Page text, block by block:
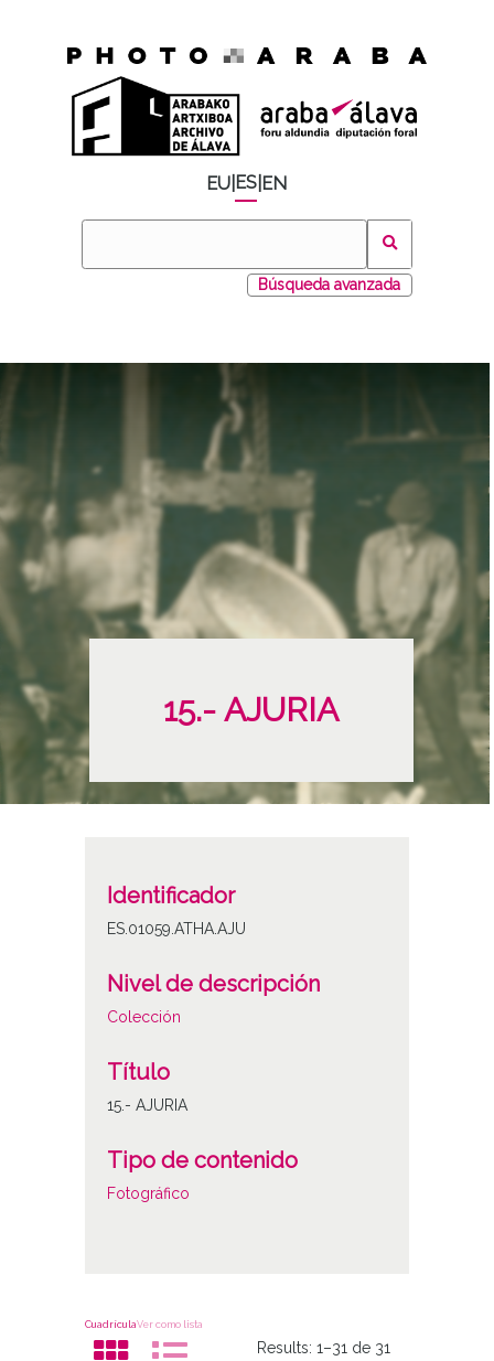
EU ES EN
Búsqueda avanzada
15.- AJURIA
Identificador
ES.01059.ATHA.AJU
Nivel de descripción
Colección
Título
15.- AJURIA
Tipo de contenido
Fotográfico
CuadrículaVer como lista
Results:1–31 de 31